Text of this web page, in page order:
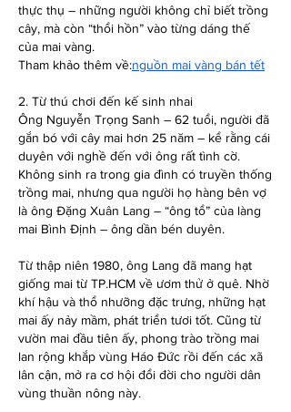
thực thụ – những người không chỉ biết trồng
cây, mà còn “thổi hồn” vào từng dáng thế
của mai vàng.
Tham khảo thêm về:nguồn mai vàng bán tết
2. Từ thú chơi đến kế sinh nhai
Ông Nguyễn Trọng Sanh – 62 tuổi, người đã
gắn bó với cây mai hơn 25 năm – kể rằng cái
duyên với nghề đến với ông rất tình cờ.
Không sinh ra trong gia đình có truyền thống
trồng mai, nhưng qua người họ hàng bên vợ
là ông Đặng Xuân Lang – “ông tổ” của làng
mai Bình Định – ông dần bén duyên.
Từ thập niên 1980, ông Lang đã mang hạt
giống mai từ TP.HCM về ươm thử ở quê. Nhờ
khí hậu và thổ nhưỡng đặc trưng, những hạt
mai ấy nảy mầm, phát triển tươi tốt. Cũng từ
vườn mai đầu tiên ấy, phong trào trồng mai
lan rộng khắp vùng Háo Đức rồi đến các xã
lân cận, mở ra cơ hội đổi đời cho người dân
vùng thuần nông này.